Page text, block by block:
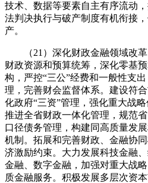
技术、数据等要素自主有序流动
法判决执行与破产制度有机衔接
产。
（21）深化财政金融领域改革
财政资源和预算统筹，深化零基
构，严控“三公”经费和一般性支
理，完善财会监督体系。建设符
化政府“三资”管理，强化重大战
推进全省财政一体化管理，规范
口径债务管理，构建同高质量发
机制。拓展和完善财政、金融协
济激励约束。大力发展科技金融
金融、数字金融，加强对重大战
质金融服务。积极发展多层次资